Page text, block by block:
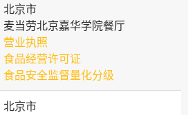
北京市
麦当劳北京嘉华学院餐厅
营业执照
食品经营许可证
食品安全监督量化分级
北京市